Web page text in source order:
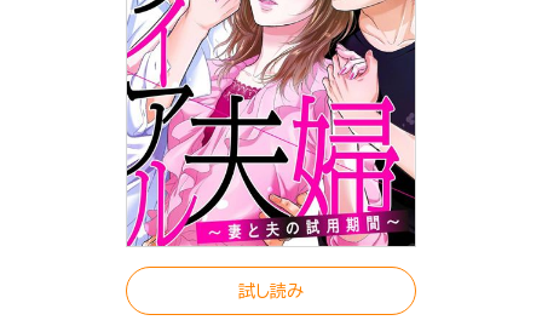
試し読み